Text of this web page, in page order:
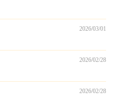
2026/03/01
2026/02/28
2026/02/28